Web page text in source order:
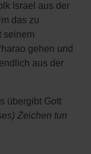
Israel aus der
das zu
seinem
gehen und
aus der
übergibt Gott
Zeichen tun